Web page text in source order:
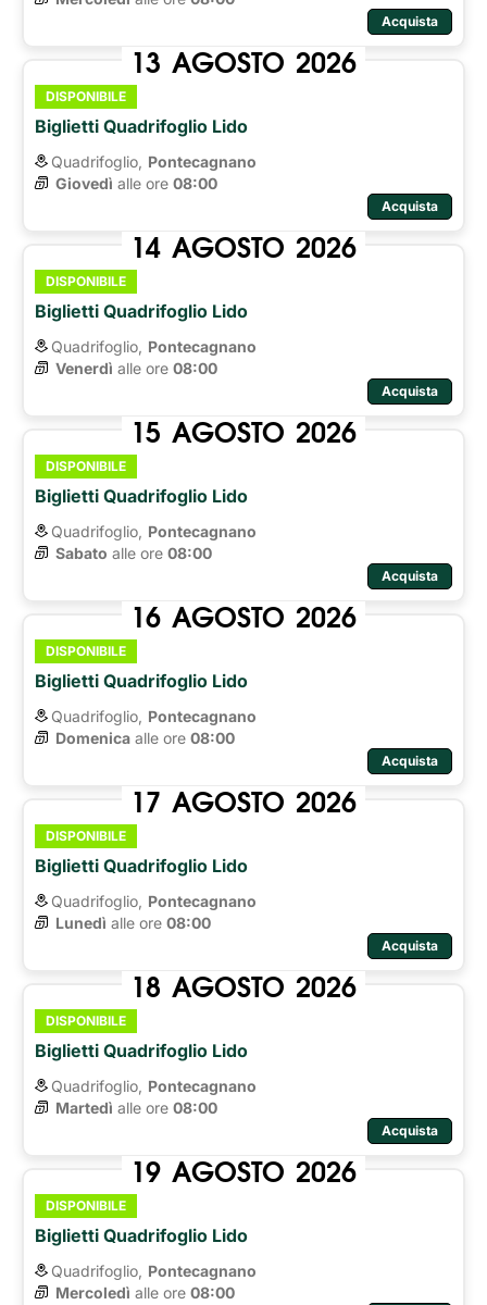
Acquista
13 AGOSTO 2026
DISPONIBILE
Biglietti Quadrifoglio Lido
Quadrifoglio, Pontecagnano
Giovedì alle ore 08:00
Acquista
14 AGOSTO 2026
DISPONIBILE
Biglietti Quadrifoglio Lido
Quadrifoglio, Pontecagnano
Venerdì alle ore 08:00
Acquista
15 AGOSTO 2026
DISPONIBILE
Biglietti Quadrifoglio Lido
Quadrifoglio, Pontecagnano
Sabato alle ore 08:00
Acquista
16 AGOSTO 2026
DISPONIBILE
Biglietti Quadrifoglio Lido
Quadrifoglio, Pontecagnano
Domenica alle ore 08:00
Acquista
17 AGOSTO 2026
DISPONIBILE
Biglietti Quadrifoglio Lido
Quadrifoglio, Pontecagnano
Lunedì alle ore 08:00
Acquista
18 AGOSTO 2026
DISPONIBILE
Biglietti Quadrifoglio Lido
Quadrifoglio, Pontecagnano
Martedì alle ore 08:00
Acquista
19 AGOSTO 2026
DISPONIBILE
Biglietti Quadrifoglio Lido
Quadrifoglio, Pontecagnano
Mercoledì alle ore 08:00